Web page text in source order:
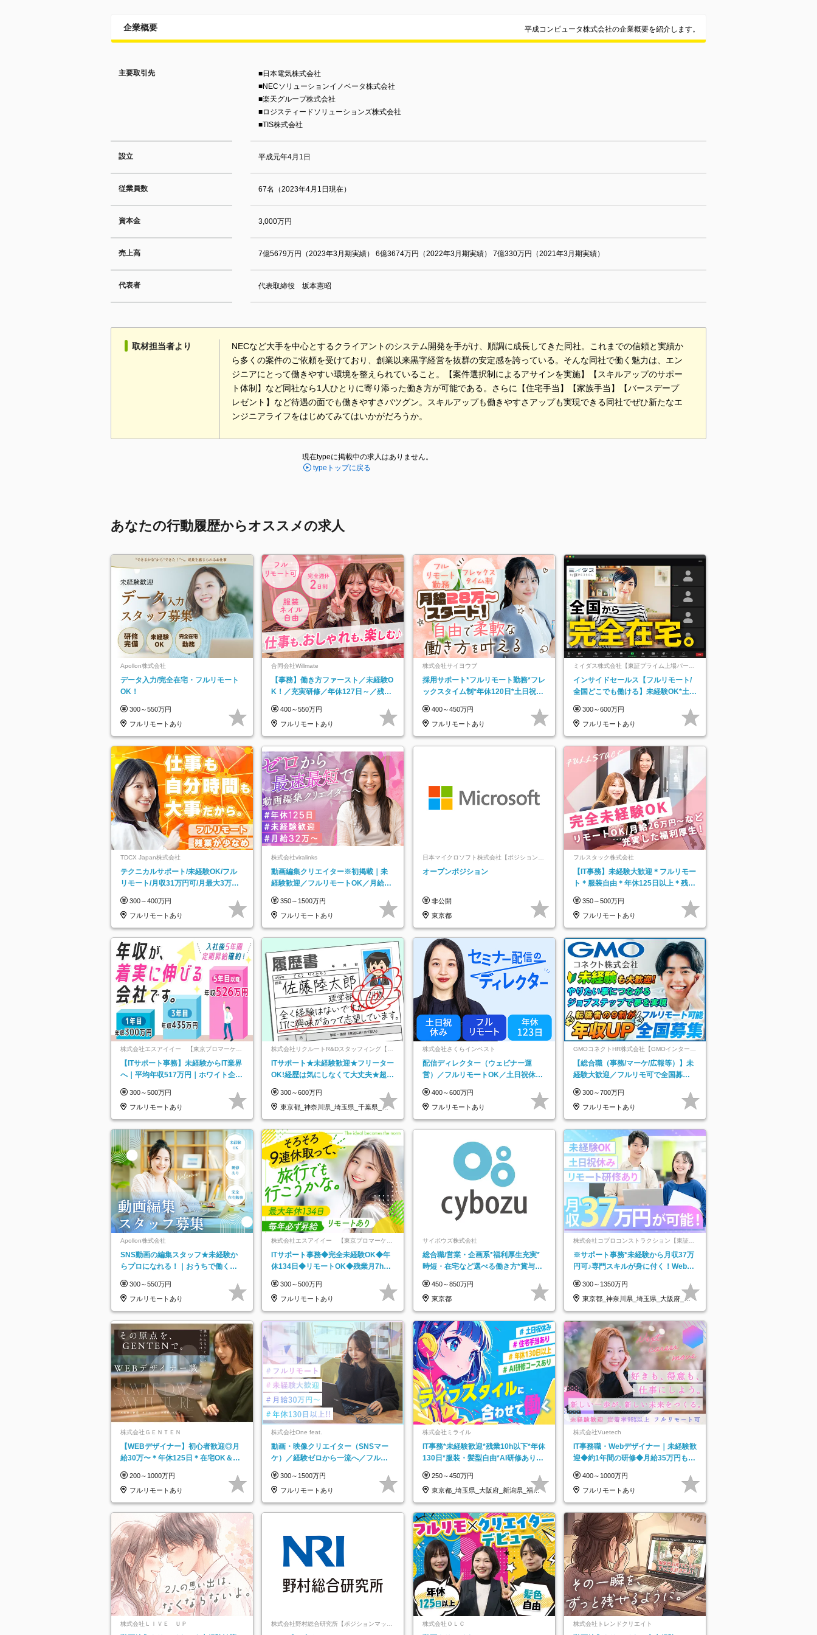
企業概要 平成コンピュータ株式会社の企業概要を紹介します。
主要取引先
■日本電気株式会社
■NECソリューションイノベータ株式会社
■楽天グループ株式会社
■ロジスティードソリューションズ株式会社
■TIS株式会社
設立 平成元年4月1日
従業員数 67名（2023年4月1日現在）
資本金 3,000万円
売上高 7億5679万円（2023年3月期実績） 6億3674万円（2022年3月期実績） 7億330万円（2021年3月期実績）
代表者 代表取締役 坂本憲昭
取材担当者より
NECなど大手を中心とするクライアントのシステム開発を手がけ、順調に成長してきた同社。これまでの信頼と実績か
ら多くの案件のご依頼を受けており、創業以来黒字経営を抜群の安定感を誇っている。そんな同社で働く魅力は、エン
ジニアにとって働きやすい環境を整えられていること。【案件選択制によるアサインを実施】【スキルアップのサポー
ト体制】など同社なら1人ひとりに寄り添った働き方が可能である。さらに【住宅手当】【家族手当】【バースデープ
レゼント】など待遇の面でも働きやすさバツグン。スキルアップも働きやすさアップも実現できる同社でぜひ新たなエ
ンジニアライフをはじめてみてはいかがだろうか。
現在typeに掲載中の求人はありません。
typeトップに戻る
あなたの行動履歴からオススメの求人
Apollon株式会社
データ入力/完全在宅・フルリモート
OK！
300～550万円
フルリモートあり
合同会社Willmate
【事務】働き方ファースト／未経験O
K！／充実研修／年休127日～／残業
400～550万円
フルリモートあり
株式会社サイヨウブ
採用サポート*フルリモート勤務*フレ
ックスタイム制*年休120日*土日祝休
400～450万円
フルリモートあり
ミイダス株式会社【東証プライム上場パーソ
インサイドセールス【フルリモート/
全国どこでも働ける】未経験OK*土日
300～600万円
フルリモートあり
TDCX Japan株式会社
テクニカルサポート/未経験OK/フル
リモート/月収31万円可/月最大3万の
300～400万円
フルリモートあり
株式会社viralinks
動画編集クリエイター※初掲載｜未
経験歓迎／フルリモートOK／月給32
350～1500万円
フルリモートあり
日本マイクロソフト株式会社【ポジションマ
ッチ登録】
オープンポジション
非公開
東京都
フルスタック株式会社
【IT事務】未経験大歓迎＊フルリモー
ト＊服装自由＊年休125日以上＊残業
350～500万円
フルリモートあり
株式会社エスアイイー 【東京プロマーケッ
ト上場】
【ITサポート事務】未経験からIT業界
へ｜平均年収517万円｜ホワイト企業
300～500万円
フルリモートあり
株式会社リクルートR&Dスタッフィング【リ
クルートグループ】
ITサポート★未経験歓迎★フリーター
OK!経歴は気にしなくて大丈夫★超大
300～600万円
東京都_神奈川県_埼玉県_千葉県_大
阪府…
株式会社さくらインベスト
配信ディレクター（ウェビナー運
営）／フルリモートOK／土日祝休み
400～600万円
フルリモートあり
GMOコネクトHR株式会社【GMOインターネ
ットグループ】
【総合職（事務/マーケ/広報等）】未
経験大歓迎／フルリモ可で全国募
★
300～700万円
フルリモートあり
Apollon株式会社
SNS動画の編集スタッフ★未経験か
らプロになれる！｜おうちで働くフ
300～550万円
フルリモートあり
株式会社エスアイイー 【東京プロマーケッ
ITサポート事務◆完全未経験OK◆年
休134日◆リモートOK◆残業月7h以
300～500万円
フルリモートあり
サイボウズ株式会社
総合職/営業・企画系*福利厚生充実*
時短・在宅など選べる働き方*賞与年
450～850万円
東京都
株式会社コプロコンストラクション【東証プ
ライム上場コプロ・ホールディングス子会
社】
※サポート事務*未経験から月収37万
円可♪専門スキルが身に付く！Web面
300～1350万円
東京都_神奈川県_埼玉県_大阪府_愛
知県…
株式会社ＧＥＮＴＥＮ
【WEBデザイナー】初⼼者歓迎◎⽉
給30万〜＊年休125⽇＊在宅OK＆研
200～1000万円
フルリモートあり
株式会社One feat.
動画・映像クリエイター（SNSマー
ケ）／経験ゼロから一流へ／フルリ
日以上
300～1500万円
フルリモートあり
株式会社ミライル
IT事務*未経験歓迎*残業10h以下*年休
130日*服装・髪型自由*AI研修あり*
250～450万円
東京都_埼玉県_大阪府_新潟県_福岡
県
株式会社Vuetech
IT事務職・Webデザイナー｜未経験歓
迎◆約1年間の研修◆月給35万円も可
400～1000万円
フルリモートあり
株式会社ＬＩＶＥ ＵＰ
株式会社野村総合研究所【ポジションマッチ
株式会社ＯＬＣ 株式会社トレンドクリエイト